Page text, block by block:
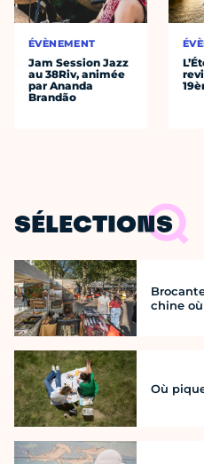
ÉVÈNEMENT
Jam Session Jazz
au 38Riv, animée
par Ananda
Brandão
SÉLECTIONS
chine
Où